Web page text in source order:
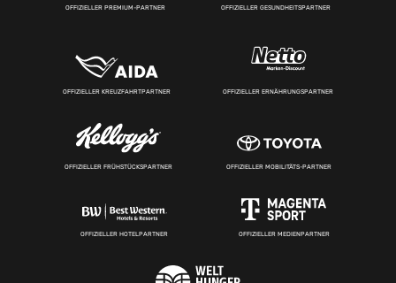
OFFIZIELLER PREMIUM-PARTNER OFFIZIELLER GESUNDHEITSPARTNER
OFFIZIELLER KREUZFAHRTPARTNER OFFIZIELLER ERNÄHRUNGSPARTNER
OFFIZIELLER FRÜHSTÜCKSPARTNER OFFIZIELLER MOBILITÄTS-PARTNER
OFFIZIELLER HOTELPARTNER OFFIZIELLER MEDIENPARTNER